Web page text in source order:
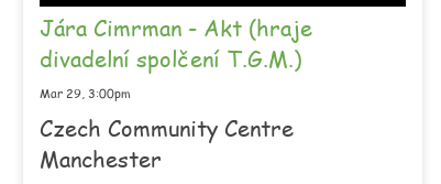
Jára Cimrman - Akt (hraje
divadelní spolčení T.G.M.)
Mar 29, 3:00pm
Czech Community Centre
Manchester